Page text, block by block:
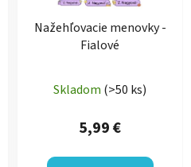
Nažehľovacie menovky -
Fialové
Skladom (>50 ks)
5,99 €